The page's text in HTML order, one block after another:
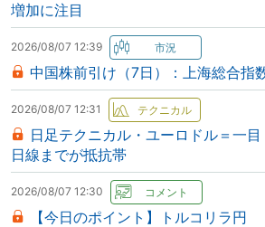
増加に注目
2026/08/07 12:39
中国株前引け（7日）：上海総合指
2026/08/07 12:31
日足テクニカル・ユーロドル＝一
日線までが抵抗帯
2026/08/07 12:30
【今日のポイント】トルコリラ円